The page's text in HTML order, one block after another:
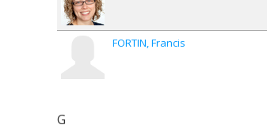
FORTIN Francis
G